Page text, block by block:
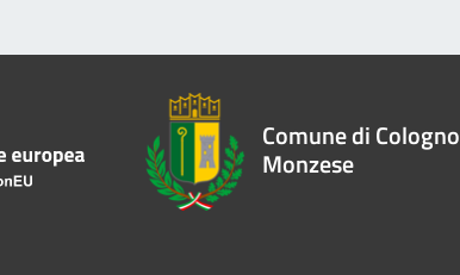
Comune di Cologno
Monzese